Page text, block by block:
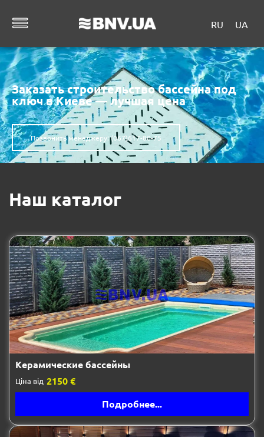
RU UA
Заказать строительство бассейна под
ключ в Киеве — лучшая цена
Позвонить менеджеру: (067)617-80-75
Наш каталог
Керамические бассейны
Ціна від 2150 €
Подробнее...